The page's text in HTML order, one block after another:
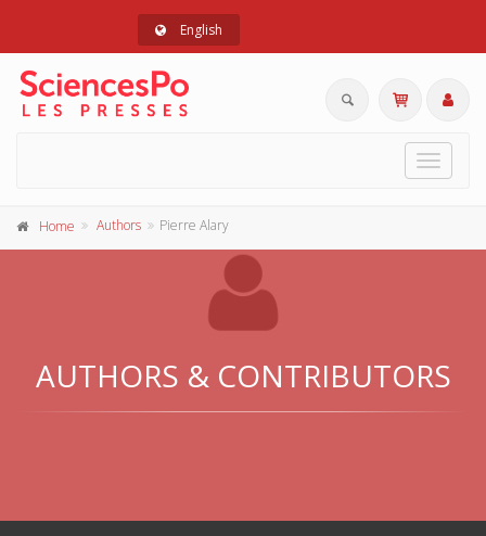
English
Toggle
Home Authors Pierre Alary
AUTHORS & CONTRIBUTORS